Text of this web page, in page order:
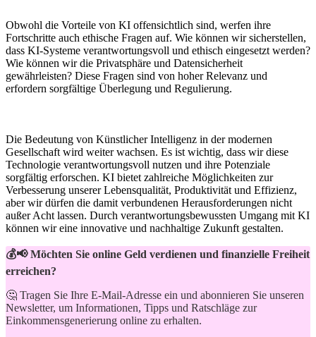
Obwohl die Vorteile von KI offensichtlich sind, werfen ihre
Fortschritte auch ethische Fragen auf. Wie können wir sicherstellen,
dass KI-Systeme verantwortungsvoll und ethisch eingesetzt werden?
Wie können wir die Privatsphäre und Datensicherheit
gewährleisten? Diese Fragen sind von hoher Relevanz und
‌erfordern sorgfältige Überlegung⁢ und Regulierung.
Die‍ Bedeutung⁣ von Künstlicher Intelligenz in ⁤der modernen
Gesellschaft wird weiter ⁣wachsen.​ Es ist wichtig, dass wir diese
Technologie verantwortungsvoll ⁣nutzen und‍ ihre Potenziale
sorgfältig erforschen. KI ‍bietet zahlreiche Möglichkeiten zur
Verbesserung unserer Lebensqualität, Produktivität und Effizienz,
aber wir ‍dürfen die damit verbundenen Herausforderungen nicht
außer⁤ Acht lassen. ⁤Durch verantwortungsbewussten Umgang mit KI
können wir eine innovative und nachhaltige Zukunft gestalten.
💰📢 Möchten Sie online Geld verdienen und finanzielle Freiheit
erreichen?
🤔 Tragen Sie Ihre E-Mail-Adresse ein und abonnieren Sie unseren
Newsletter, um Informationen, Tipps und Ratschläge zur
Einkommensgenerierung online zu erhalten.